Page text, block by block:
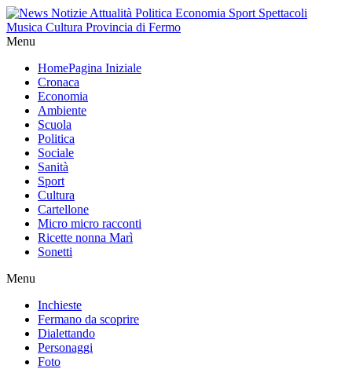
Menu
HomePagina Iniziale
Cronaca
Economia
Ambiente
Scuola
Politica
Sociale
Sanità
Sport
Cultura
Cartellone
Micro micro racconti
Ricette nonna Marì
Sonetti
Menu
Inchieste
Fermano da scoprire
Dialettando
Personaggi
Foto